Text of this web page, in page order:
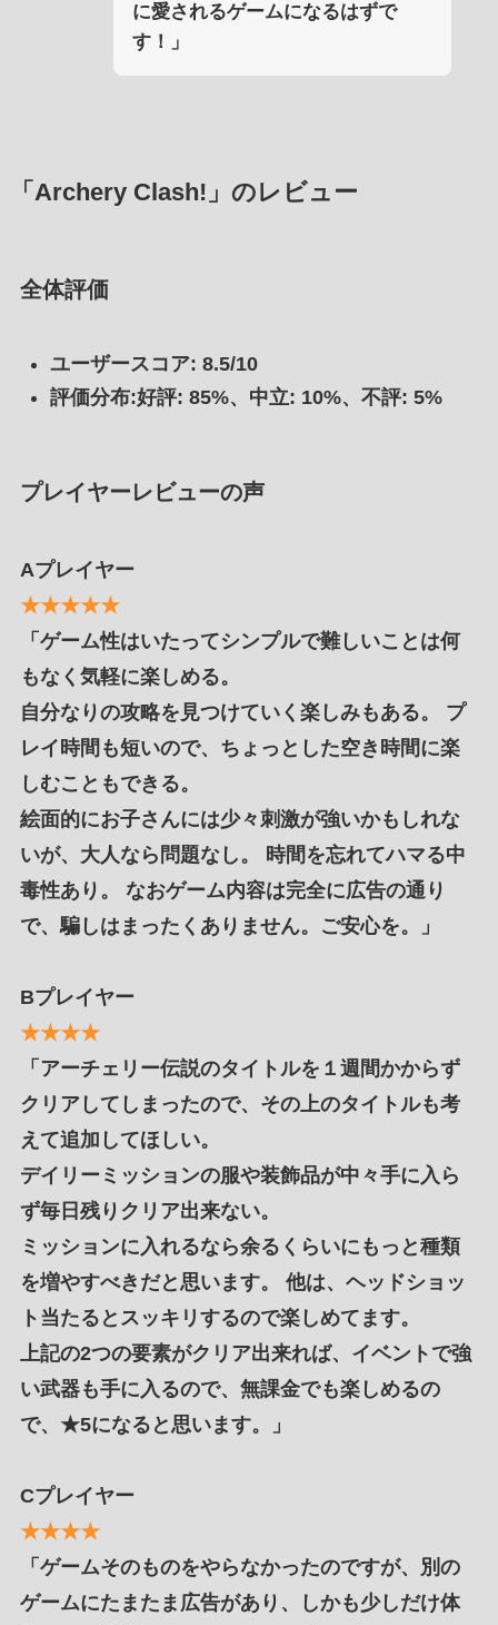
に愛されるゲームになるはずで
す！」
「Archery Clash!」のレビュー
全体評価
ユーザースコア: 8.5/10
評価分布:好評: 85%、中立: 10%、不評: 5%
プレイヤーレビューの声
Aプレイヤー
★★★★★
「ゲーム性はいたってシンプルで難しいことは何
もなく気軽に楽しめる。
自分なりの攻略を見つけていく楽しみもある。 プ
レイ時間も短いので、ちょっとした空き時間に楽
しむこともできる。
絵面的にお子さんには少々刺激が強いかもしれな
いが、大人なら問題なし。 時間を忘れてハマる中
毒性あり。 なおゲーム内容は完全に広告の通り
で、騙しはまったくありません。ご安心を。」
Bプレイヤー
★★★★
「アーチェリー伝説のタイトルを１週間かからず
クリアしてしまったので、その上のタイトルも考
えて追加してほしい。
デイリーミッションの服や装飾品が中々手に入ら
ず毎日残りクリア出来ない。
ミッションに入れるなら余るくらいにもっと種類
を増やすべきだと思います。 他は、ヘッドショッ
ト当たるとスッキリするので楽しめてます。
上記の2つの要素がクリア出来れば、イベントで強
い武器も手に入るので、無課金でも楽しめるの
で、★5になると思います。」
Cプレイヤー
★★★★
「ゲームそのものをやらなかったのですが、別の
ゲームにたまたま広告があり、しかも少しだけ体